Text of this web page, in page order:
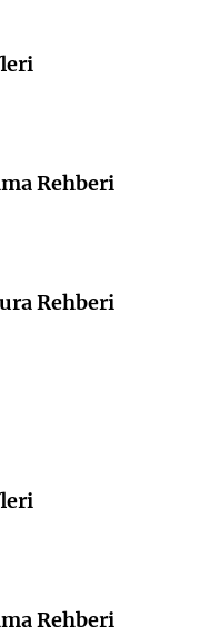
Rehberi
Rehberi
Rehberi